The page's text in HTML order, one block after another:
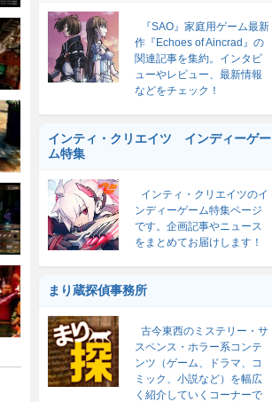
『SAO』家庭用ゲーム最新
作『Echoes of Aincrad』の
関連記事を集約。インタビ
ューやレビュー、最新情報
などをチェック！
インティ・クリエイツ インディーゲー
ム特集
インティ・クリエイツのイ
ンディーゲーム特集ページ
です。企画記事やニュース
をまとめてお届けします！
まり蔵探偵事務所
古今東西のミステリー・サ
スペンス・ホラー系コンテ
ンツ（ゲーム、ドラマ、コ
ミック、小説など）を幅広
く紹介していくコーナーで